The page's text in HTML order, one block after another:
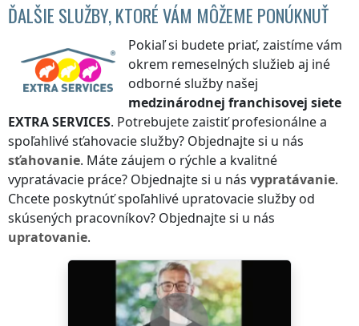
ĎALŠIE SLUŽBY, KTORÉ VÁM MÔŽEME PONÚKNUŤ
Pokiaľ si budete priať, zaistíme vám
okrem remeselných služieb aj iné
odborné služby našej
medzinárodnej franchisovej siete
EXTRA SERVICES. Potrebujete zaistiť profesionálne a
spoľahlivé sťahovacie služby? Objednajte si u nás
sťahovanie. Máte záujem o rýchle a kvalitné
vypratávacie práce? Objednajte si u nás vypratávanie.
Chcete poskytnúť spoľahlivé upratovacie služby od
skúsených pracovníkov? Objednajte si u nás
upratovanie.